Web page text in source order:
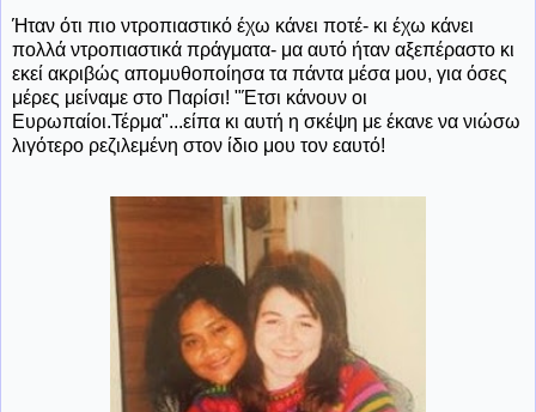
Ήταν ότι πιο ντροπιαστικό έχω κάνει ποτέ- κι έχω κάνει
πολλά ντροπιαστικά πράγματα- μα αυτό ήταν αξεπέραστο κι
εκεί ακριβώς απομυθοποίησα τα πάντα μέσα μου, για όσες
μέρες μείναμε στο Παρίσι! "Έτσι κάνουν οι
Ευρωπαίοι.Τέρμα"...είπα κι αυτή η σκέψη με έκανε να νιώσω
λιγότερο ρεζιλεμένη στον ίδιο μου τον εαυτό!